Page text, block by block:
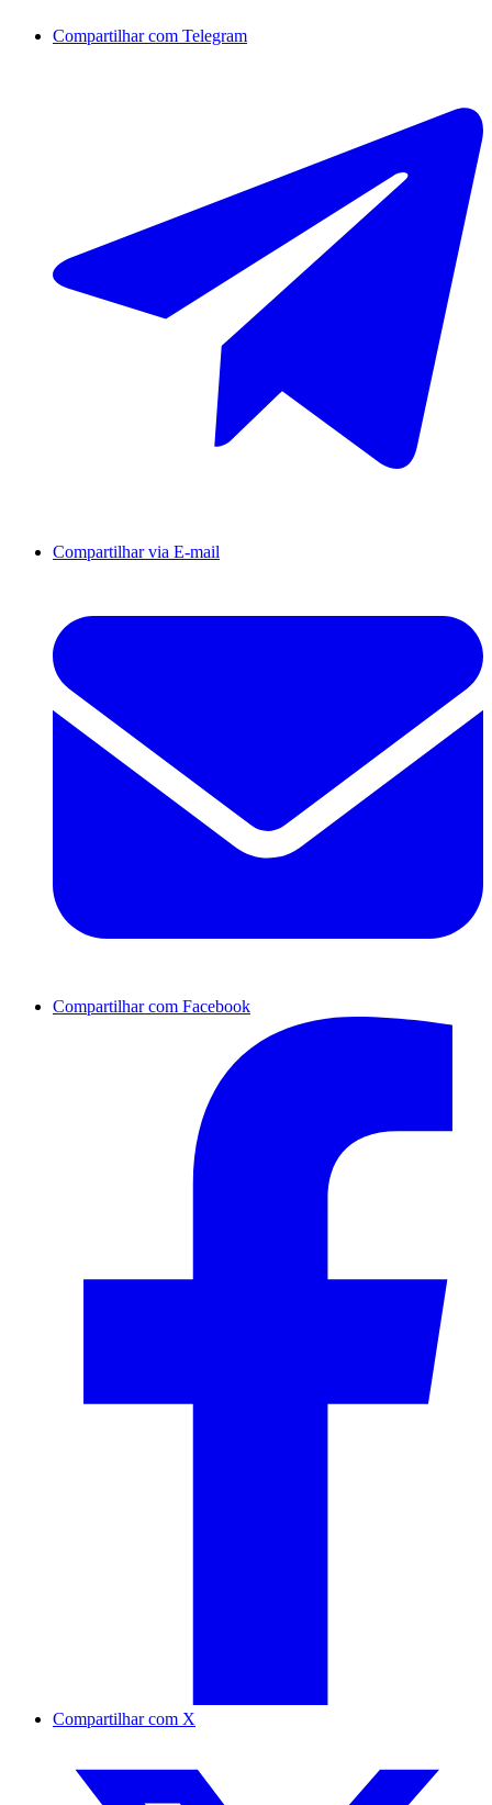
Compartilhar com Telegram
Compartilhar via E-mail
Compartilhar com Facebook
Compartilhar com X